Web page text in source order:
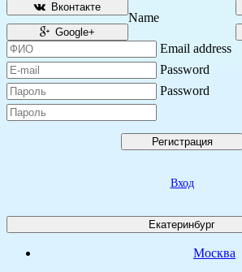
Вконтакте
Google+
Name
Email address
Password
Password
Регистрация
Вход
Екатеринбург
Москва